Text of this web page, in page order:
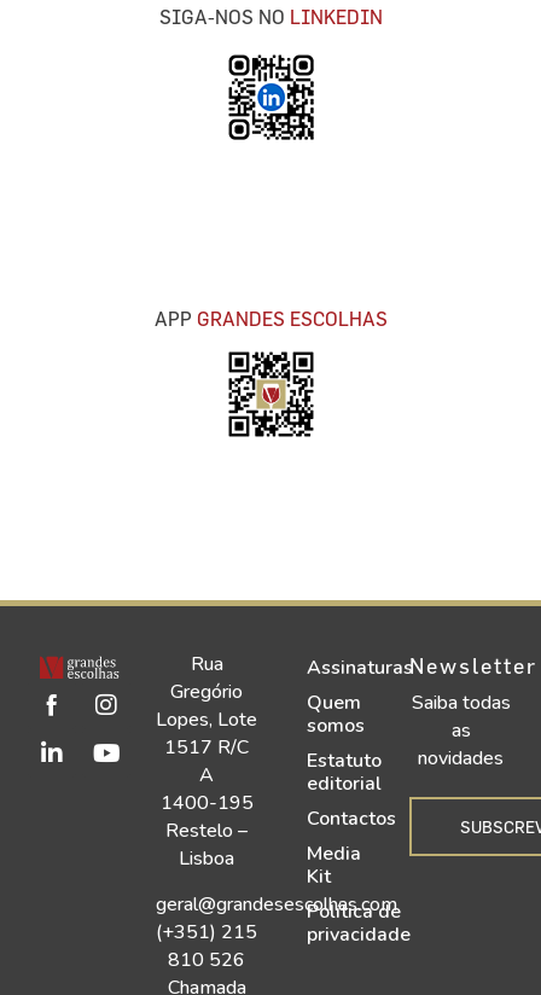
SIGA-NOS NO LINKEDIN
APP GRANDES ESCOLHAS
Rua
Gregório
Lopes, Lote
1517 R/C
A
1400-195
Restelo –
Lisboa
geral@grandesescolhas.com
(+351) 215
810 526
Chamada
Assinaturas
Quem
somos
Estatuto
editorial
Contactos
Media
Kit
Política de
privacidade
Newsletter
Saiba todas
as
novidades